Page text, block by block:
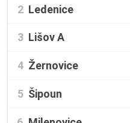
2 Ledenice
3 Lišov A
4 Žernovice
5 Šipoun